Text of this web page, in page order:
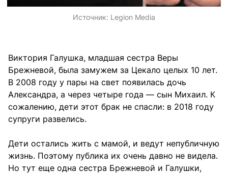
Источник: Legion Media
Виктория Галушка, младшая сестра Веры
Брежневой, была замужем за Цекало целых 10 лет.
В 2008 году у пары на свет появилась дочь
Александра, а через четыре года — сын Михаил. К
сожалению, дети этот брак не спасли: в 2018 году
супруги развелись.
Дети остались жить с мамой, и ведут непубличную
жизнь. Поэтому публика их очень давно не видела.
Но тут еще одна сестра Брежневой и Галушки,